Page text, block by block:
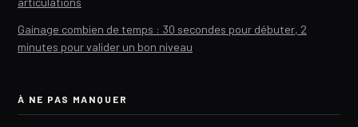
Gainage combien de temps : 30 secondes pour débuter, 2
minutes pour valider un bon niveau
À NE PAS MANQUER